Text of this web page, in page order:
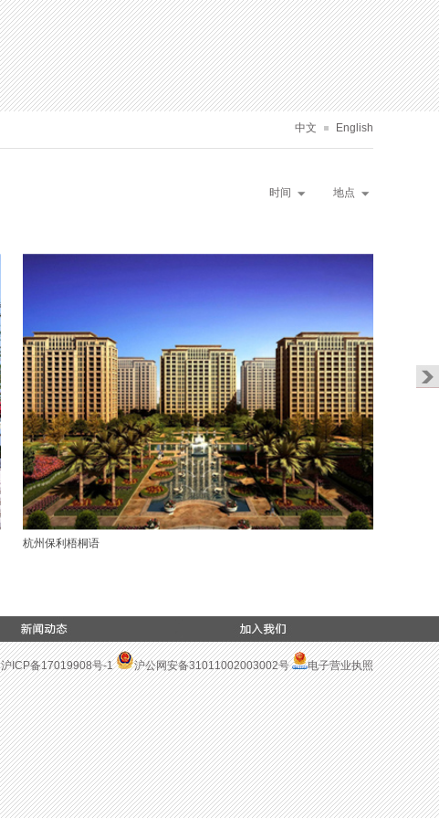
中文 English
杭州保利梧桐语
时间 地点
沪ICP备17019908号-1 沪公网安备31011002003002号 电子营业执照